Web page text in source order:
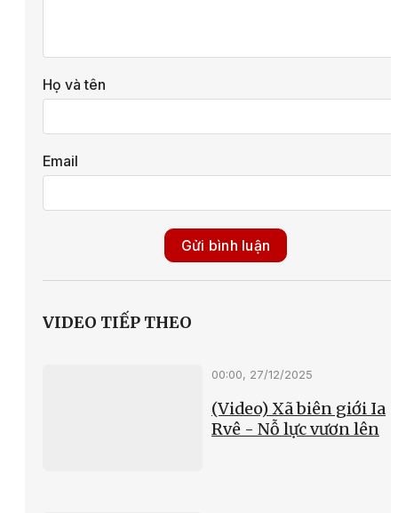
Họ và tên
Email
Gửi bình luận
VIDEO TIẾP THEO
00:00, 27/12/2025
(Video) Xã biên giới Ia
Rvê - Nỗ lực vươn lên